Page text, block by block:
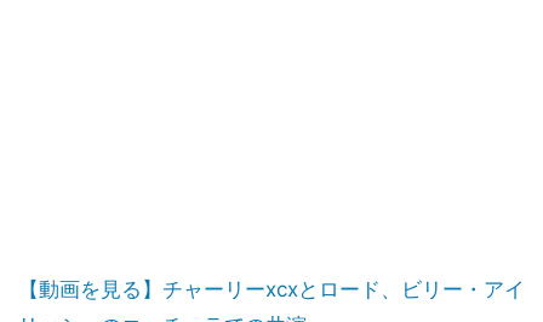
【動画を見る】チャーリーxcxとロード、ビリー・アイ